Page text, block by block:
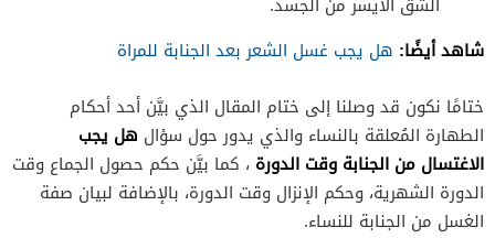
شاهد أيضًا: هل يجب غسل الشعر بعد الجنابة للمراة
ختامًا نكون قد وصلنا إلى ختام المقال الذي بيَّن أحد أحكام
الطهارة المُعلقة بالنساء والذي يدور حول سؤال هل يجب
الاغتسال من الجنابة وقت الدورة ، كما بيَّن حكم حصول الجماع وقت
الدورة الشهرية، وحكم الإنزال وقت الدورة، بالإضافة لبيان صفة
الغسل من الجنابة للنساء.